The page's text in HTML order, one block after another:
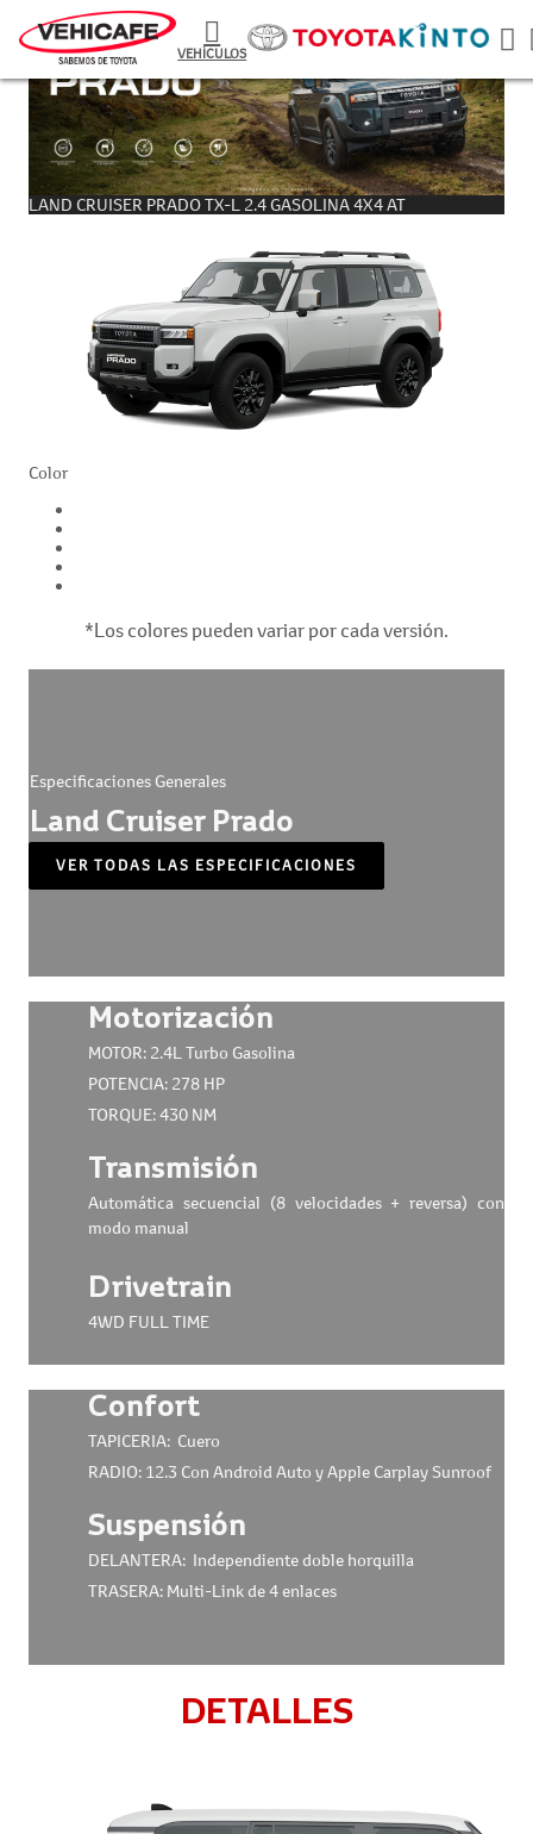
VEHÍCULOS
LAND CRUISER PRADO TX-L 2.4 GASOLINA 4X4 AT
Color
*Los colores pueden variar por cada versión.
Especificaciones Generales
Land Cruiser Prado
VER TODAS LAS ESPECIFICACIONES
Motorización
MOTOR: 2.4L Turbo Gasolina
POTENCIA: 278 HP
TORQUE: 430 NM
Transmisión
Automática secuencial (8 velocidades + reversa) con
modo manual
Drivetrain
4WD FULL TIME
Confort
TAPICERIA: Cuero
RADIO: 12.3 Con Android Auto y Apple Carplay Sunroof
Suspensión
DELANTERA: Independiente doble horquilla
TRASERA: Multi-Link de 4 enlaces
DETALLES